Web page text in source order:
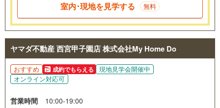
室内･現地を見学する 無料
ヤマダ不動産 西宮甲子園店 株式会社My Home Do
おすすめ 成約でもらえる
現地見学会開催中
オンライン対応可
営業時間
10:00-19:00